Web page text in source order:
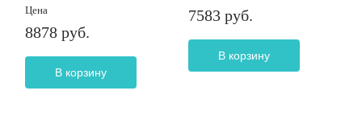
Цена
8878 руб.
В корзину
7583 руб.
В корзину